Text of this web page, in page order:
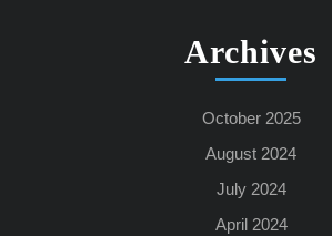
Archives
October 2025
August 2024
July 2024
April 2024